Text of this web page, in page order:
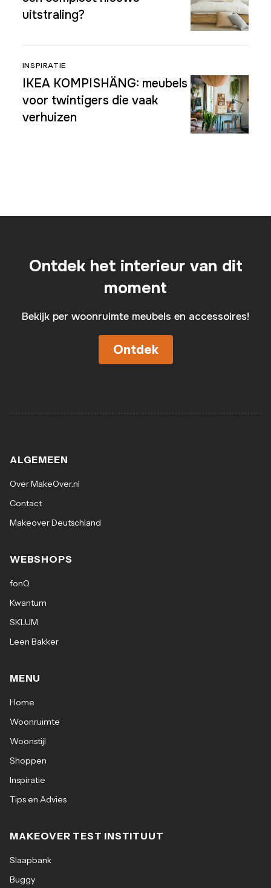
uitstraling?
INSPIRATIE
IKEA KOMPISHÄNG: meubels
voor twintigers die vaak
verhuizen
Ontdek het interieur van dit
moment
Bekijk per woonruimte meubels en accessoires!
Ontdek
ALGEMEEN
Over MakeOver.nl
Contact
Makeover Deutschland
WEBSHOPS
fonQ
Kwantum
SKLUM
Leen Bakker
MENU
Home
Woonruimte
Woonstijl
Shoppen
Inspiratie
Tips en Advies
MAKEOVER TEST INSTITUUT
Slaapbank
Buggy